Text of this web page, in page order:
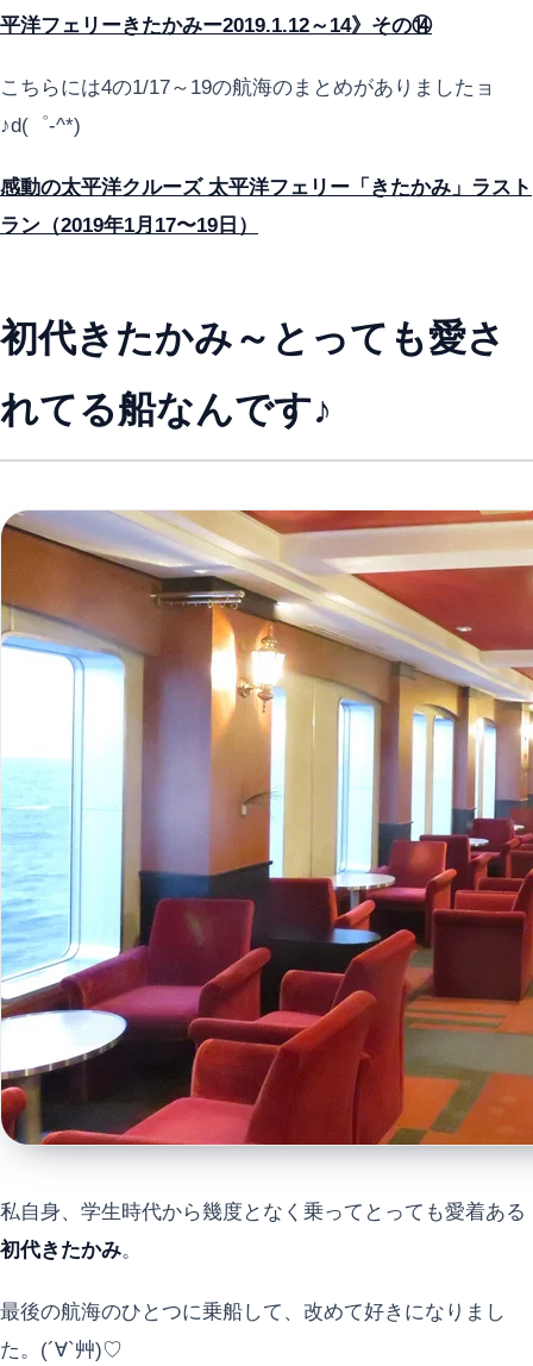
平洋フェリーきたかみー2019.1.12～14》その⑭
こちらには4の1/17～19の航海のまとめがありましたョ
♪d(゜-^*)
感動の太平洋クルーズ 太平洋フェリー「きたかみ」ラスト
ラン（2019年1月17〜19日）
初代きたかみ～とっても愛さ
れてる船なんです♪
私自身、学生時代から幾度となく乗ってとっても愛着ある
初代きたかみ。
最後の航海のひとつに乗船して、改めて好きになりまし
た。(´∀`艸)♡